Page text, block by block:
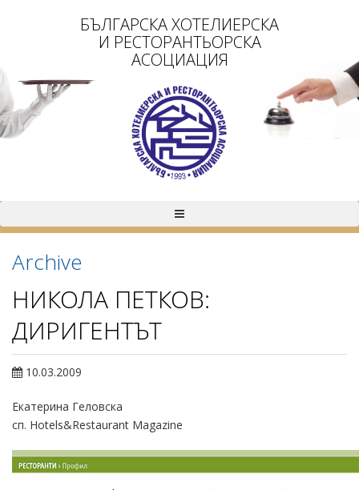
БЪЛГАРСКА ХОТЕЛИЕРСКА
И РЕСТОРАНТЬОРСКА
АСОЦИАЦИЯ
Archive
НИКОЛА ПЕТКОВ:
ДИРИГЕНТЪТ
10.03.2009
Екатерина Геловска
сп. Hotels&Restaurant Magazine